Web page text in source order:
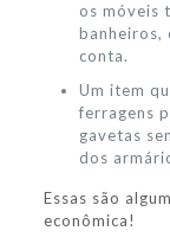
os móveis
banheiros,
conta.
Um item
ferragens
gavetas
dos
Essas são
econômica!